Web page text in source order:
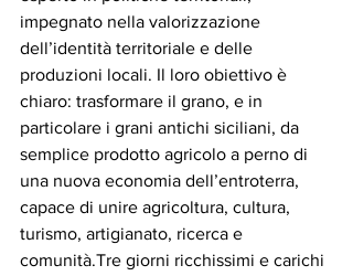
impegnato nella valorizzazione
dell’identità territoriale e delle
produzioni locali. Il loro obiettivo è
chiaro: trasformare il grano, e in
particolare i grani antichi siciliani, da
semplice prodotto agricolo a perno di
una nuova economia dell’entroterra,
capace di unire agricoltura, cultura,
turismo, artigianato, ricerca e
comunità.Tre giorni ricchissimi e carichi